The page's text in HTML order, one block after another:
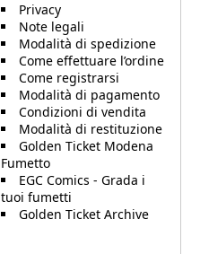
Privacy
Note legali
Modalità di spedizione
Come effettuare l’ordine
Come registrarsi
Modalità di pagamento
Condizioni di vendita
Modalità di restituzione
Golden Ticket Modena
Fumetto
EGC Comics - Grada i
tuoi fumetti
Golden Ticket Archive